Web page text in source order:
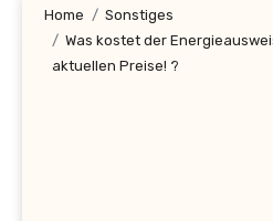
Home
Sonstiges
Was kostet der
aktuellen Preise! ?